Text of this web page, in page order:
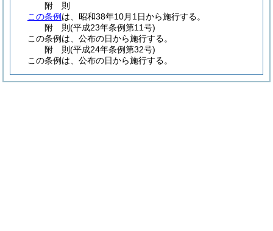
附 則
この条例 は、昭和38年10月1日から施行する。
附 則(平成23年条例第11号)
この条例は、公布の日から施行する。
附 則(平成24年条例第32号)
この条例は、公布の日から施行する。